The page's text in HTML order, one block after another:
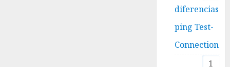
diferencias
ping Test-
Connection
1